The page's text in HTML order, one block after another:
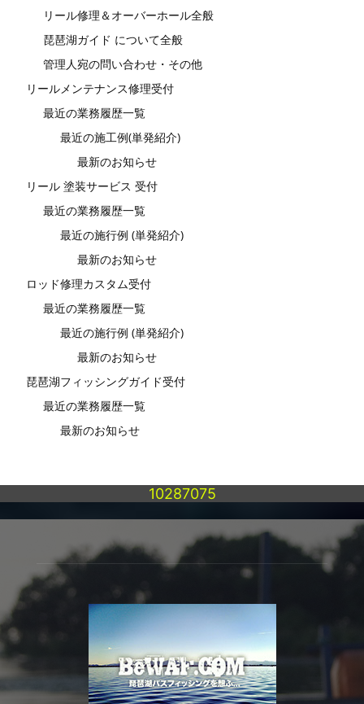
リール修理＆オーバーホール全般
琵琶湖ガイド について全般
管理人宛の問い合わせ・その他
リールメンテナンス修理受付
最近の業務履歴一覧
最近の施工例(単発紹介)
最新のお知らせ
リール 塗装サービス 受付
最近の業務履歴一覧
最近の施行例 (単発紹介)
最新のお知らせ
ロッド修理カスタム受付
最近の業務履歴一覧
最近の施行例 (単発紹介)
最新のお知らせ
琵琶湖フィッシングガイド受付
最近の業務履歴一覧
最新のお知らせ
10287075